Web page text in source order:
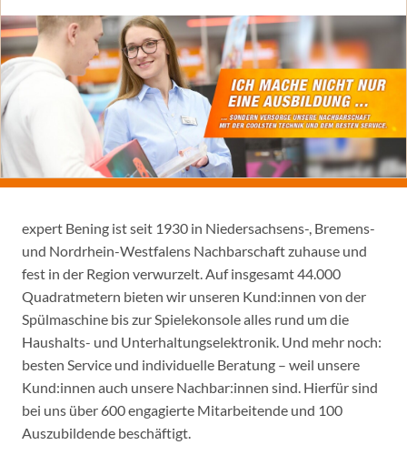
expert Bening ist seit 1930 in Niedersachsens-, Bremens-
und Nordrhein-Westfalens Nachbarschaft zuhause und
fest in der Region verwurzelt. Auf insgesamt 44.000
Quadratmetern bieten wir unseren Kund:innen von der
Spülmaschine bis zur Spielekonsole alles rund um die
Haushalts- und Unterhaltungselektronik. Und mehr noch:
besten Service und individuelle Beratung – weil unsere
Kund:innen auch unsere Nachbar:innen sind. Hierfür sind
bei uns über 600 engagierte Mitarbeitende und 100
Auszubildende beschäftigt.